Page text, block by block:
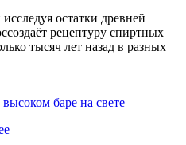
oстaтки дрeвнeй
рецептуру спиртных
тысяч лет назад в разных
баре на свете